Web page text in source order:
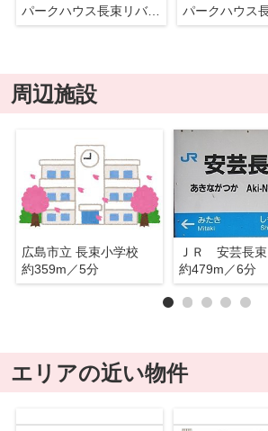
パークハウス長束リバーフロント
周辺施設
広島市立 長束小学校
約359m／5分
ＪＲ 安芸長束
約479m／6分
エリアの近い物件